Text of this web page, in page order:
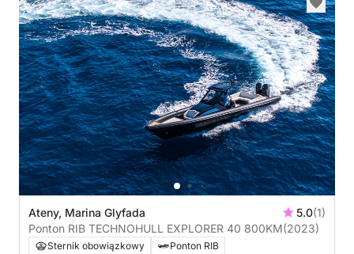
Ateny, Marina Glyfada 5.0(1)
Ponton RIB TECHNOHULL EXPLORER 40 800KM(2023)
Sternik obowiązkowy
Ponton RIB